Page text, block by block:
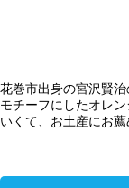
花巻市出身の宮沢賢
モチーフにしたオレ
いくて、お土産にお薦